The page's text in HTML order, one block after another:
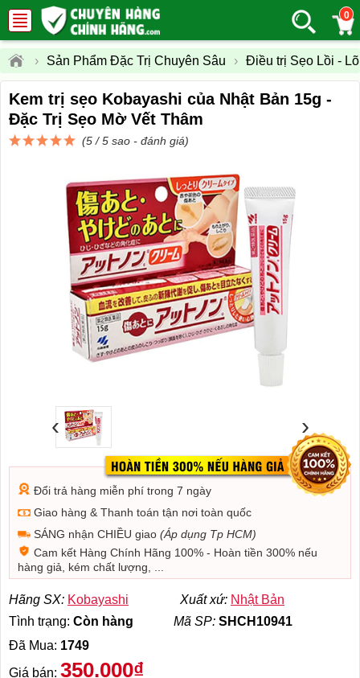
0
› Sản Phẩm Đặc Trị Chuyên Sâu › Điều trị Sẹo Lồi -
Kem trị sẹo Kobayashi của Nhật Bản 15g -
Đặc Trị Sẹo Mờ Vết Thâm
(5 / 5 sao - đánh giá)
‹ ›
Đổi trả hàng miễn phí trong 7 ngày
Giao hàng & Thanh toán tận nơi toàn quốc
SÁNG nhận CHIỀU giao (Áp dụng Tp HCM)
Cam kết Hàng Chính Hãng 100% - Hoàn tiền 300% nếu
hàng giả, kém chất lượng, ...
Hãng SX: Kobayashi Xuất xứ: Nhật Bản
Tình trạng: Còn hàng Mã SP: SHCH10941
Đã Mua: 1749
Giá bán: 350.000₫